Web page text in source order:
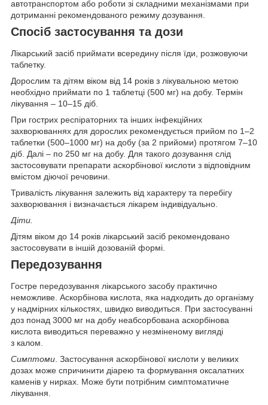
автотранспортом або роботи зі складними механізмами при
дотриманні рекомендованого режиму дозування.
Спосіб застосування та дози
Лікарський засіб приймати всередину після їди, розжовуючи
таблетку.
Дорослим та дітям віком від 14 років з лікувальною метою
необхідно приймати по 1 таблетці (500 мг) на добу. Термін
лікування – 10–15 діб.
При гострих респіраторних та інших інфекційних
захворюваннях для дорослих рекомендується прийом по 1–2
таблетки (500–1000 мг) на добу (за 2 прийоми) протягом 7–10
діб. Далі – по 250 мг на добу. Для такого дозування слід
застосовувати препарати аскорбінової кислоти з відповідним
вмістом діючої речовини.
Тривалість лікування залежить від характеру та перебігу
захворювання і визначається лікарем індивідуально.
Діти.
Дітям віком до 14 років лікарський засіб рекомендовано
застосовувати в іншій дозованій формі.
Передозування
Гостре передозування лікарського засобу практично
неможливе. Аскорбінова кислота, яка надходить до організму
у надмірних кількостях, швидко виводиться. При застосуванні
доз понад 3000 мг на добу неабсорбована аскорбінова
кислота виводиться переважно у незміненому вигляді
з калом.
Симптоми . Застосування аскорбінової кислоти у великих
дозах може спричинити діарею та формування оксалатних
каменів у нирках. Може бути потрібним симптоматичне
лікування.